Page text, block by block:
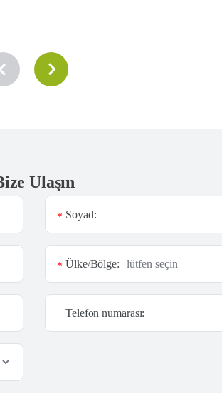
Ulaşın
Soyad:
*
Ülke/Bölge:
*
Telefon numarası: